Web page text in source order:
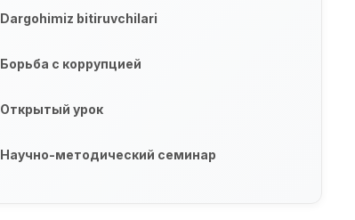
Dargohimiz bitiruvchilari
Борьба с коррупцией
Открытый урок
Научно-методический семинар